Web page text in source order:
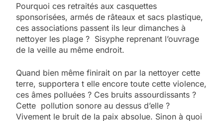
Pourquoi ces retraités aux casquettes
sponsorisées, armés de râteaux et sacs plastique,
ces associations passent ils leur dimanches à
nettoyer les plage ? Sisyphe reprenant l’ouvrage
de la veille au même endroit.
Quand bien même finirait on par la nettoyer cette
terre, supportera t elle encore toute cette violence,
ces âmes polluées ? Ces bruits assourdissants ?
Cette pollution sonore au dessus d’elle ?
Vivement le bruit de la paix absolue. Sinon à quoi